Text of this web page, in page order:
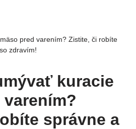
pred varením? Zistite, či robíte
zdravím!
kuracie
správne a